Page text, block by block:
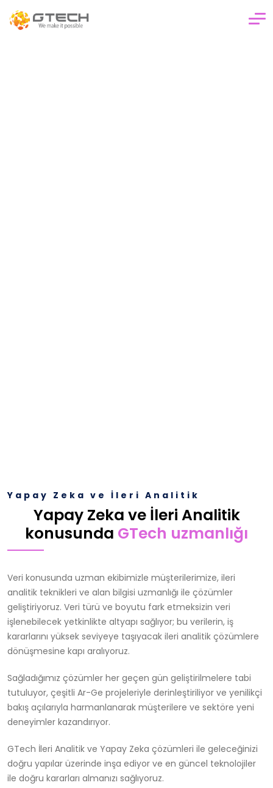
Yapay Zeka ve İleri Analitik
Yapay Zeka ve İleri Analitik
konusunda GTech uzmanlığı
Veri konusunda uzman ekibimizle müşterilerimize, ileri
analitik teknikleri ve alan bilgisi uzmanlığı ile çözümler
geliştiriyoruz. Veri türü ve boyutu fark etmeksizin veri
işlenebilecek yetkinlikte altyapı sağlıyor; bu verilerin, iş
kararlarını yüksek seviyeye taşıyacak ileri analitik çözümlere
dönüşmesine kapı aralıyoruz.
Sağladığımız çözümler her geçen gün geliştirilmelere tabi
tutuluyor, çeşitli Ar-Ge projeleriyle derinleştiriliyor ve yenilikçi
bakış açılarıyla harmanlanarak müşterilere ve sektöre yeni
deneyimler kazandırıyor.
GTech İleri Analitik ve Yapay Zeka çözümleri ile geleceğinizi
doğru yapılar üzerinde inşa ediyor ve en güncel teknolojiler
ile doğru kararları almanızı sağlıyoruz.